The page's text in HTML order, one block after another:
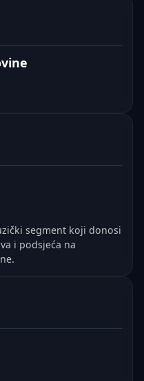
segment koji donosi
i podsjeća na